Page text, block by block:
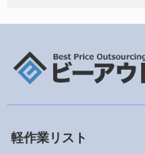
軽作業リスト